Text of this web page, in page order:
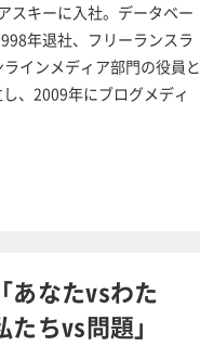
スキーに入社。データベー
年退社、フリーランスラ
インメディア部門の役員と
、2009年にブログメディ
あなたvsわた
ちvs問題」